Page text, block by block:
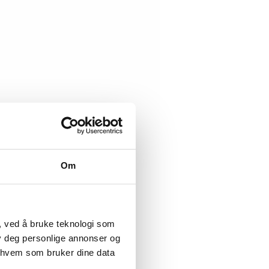
Om
å bruke teknologi som
personlige annonser og
som bruker dine data